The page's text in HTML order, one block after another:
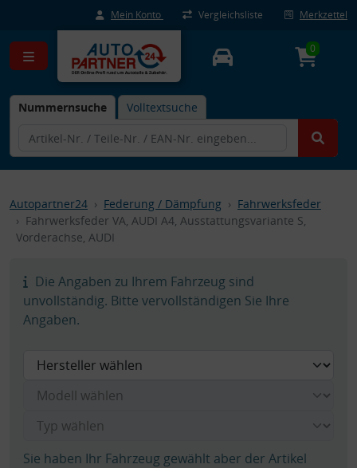
Mein Konto Vergleichsliste Merkzettel
Nummernsuche Volltextsuche
0
Autopartner24 Federung / Dämpfung
Fahrwerksfeder
Fahrwerksfeder VA, AUDI A4, Ausstattungsvariante S,
Vorderachse, AUDI
Die Angaben zu Ihrem Fahrzeug sind
unvollständig. Bitte vervollständigen Sie Ihre
Angaben.
Sie haben Ihr Fahrzeug gewählt aber der Artikel